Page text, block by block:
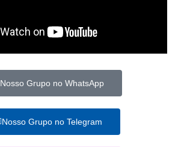
Nosso Grupo no WhatsApp
Nosso Grupo no Telegram